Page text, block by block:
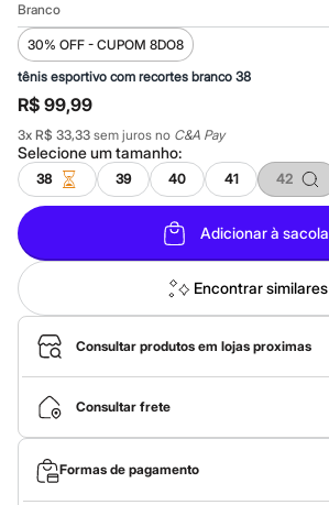
Até 60% off
A partir de 60% off
Feminino
Em alta
Inverno
Alfaiataria
Novidades
Roupas
Blusas e Camisetas
Básicos
Calças
Casacos e Jaquetas
Jeans
Macacões
Saias
Shorts e Bermudas
Vestidos
Acessórios
Bolsas
Bonés e Chapéus
Bijoux
Cintos
Óculos
Relógios
Calçados
Branco
30% OFF - CUPOM 8DO8
tênis esportivo com recortes branco 38
R$ 99,99
3x R$ 33,33 sem juros no C&A Pay
Selecione umtamanho:
38 39 40 41 42
Adicionar à sacola
Encontrar similares
Consultar produtos em lojas proximas
Consultar frete
Formas de pagamento